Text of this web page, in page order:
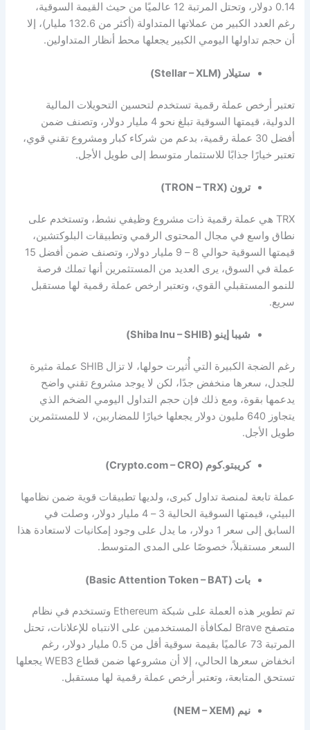
0.14 دولار، وتحتل المرتبة 12 عالميًا من حيث القيمة السوقية،
رغم العدد الكبير من عملاتها المتداولة (أكثر من 132.6 مليار)، إلا
أن حجم تداولها اليومي الكبير يجعلها محط أنظار المتداولين.
ستيلار (Stellar – XLM)
تعتبر أرخص عملة رقميةتستخدم لتحسين التحويلات المالية
الدولية، قيمتها السوقية تبلغ نحو 4 مليار دولار، وتصنف ضمن
أفضل 30 عملة رقمية، بدعم من شركاء كبار ومشروع تقني قوي،
تعتبر خيارًا جذابًا للاستثمار متوسط إلى طويل الأجل.
ترون (TRON – TRX)
TRX هي عملة رقمية ذات مشروع وظيفي نشط، وتستخدم على
نطاق واسع في مجال المحتوى الرقمي وتطبيقات البلوكتشين،
قيمتها السوقية حوالي 8 – 9 مليار دولار، وتصنف ضمن أفضل 15
عملة في السوق، يرى العديد من المستثمرين أنها تملك فرصة
للنمو المستقبلي القوي، وتعتبر ارخص عملة رقمية لها مستقبل
سريع.
شيبا إينو (Shiba Inu – SHIB)
رغم الضجة الكبيرة التي أُثيرت حولها، لا تزال SHIB عملة مثيرة
للجدل، سعرها منخفض جدًا، لكن لا يوجد مشروع تقني واضح
يدعمها بقوة، ومع ذلك فإن حجم التداول اليومي الضخم الذي
يتجاوز 640 مليون دولار يجعلها خيارًا للمضاربين، لا للمستثمرين
طويل الأجل.
كريبتو.كوم (Crypto.com – CRO)
عملة تابعة لمنصة تداول كبرى، ولديها تطبيقات قوية ضمن نظامها
البيئي، قيمتها السوقية الحالية 3 – 4 مليار دولار، وصلت في
السابق إلى سعر 1 دولار، ما يدل على وجود إمكانيات لاستعادة هذا
السعر مستقبلاً، خصوصًا على المدى المتوسط.
بات (Basic Attention Token – BAT)
تم تطوير هذه العملة على شبكة Ethereum وتستخدم في نظام
متصفح Brave لمكافأة المستخدمين على الانتباه للإعلانات، تحتل
المرتبة 73 عالميًا بقيمة سوقية أقل من 0.5 مليار دولار، رغم
انخفاض سعرها الحالي، إلا أن مشروعها ضمن قطاع WEB3 يجعلها
تستحق المتابعة، وتعتبر
أرخص عملة رقمية لها مستقبل.
نيم (NEM – XEM)